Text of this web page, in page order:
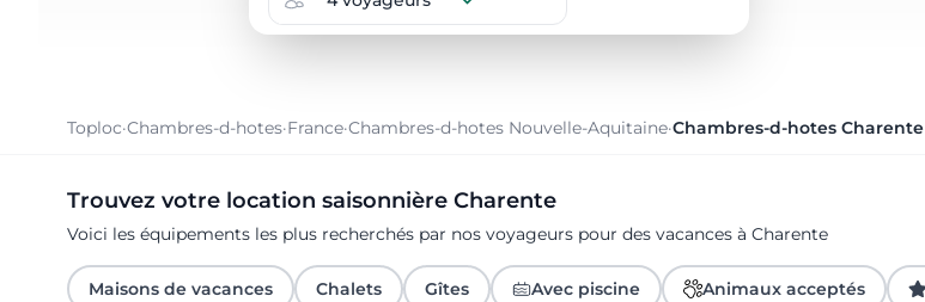
Toploc·Chambres-d-hotes·France·Chambres-d-hotes Nouvelle-Aquitaine·Chambres-d-hotes Charente
Trouvez votre location saisonnière Charente
Voici les équipements les plus recherchés par nos voyageurs pour des vacances à Charente
Maisons de vacances Chalets Gîtes Avec piscine Animaux acceptés